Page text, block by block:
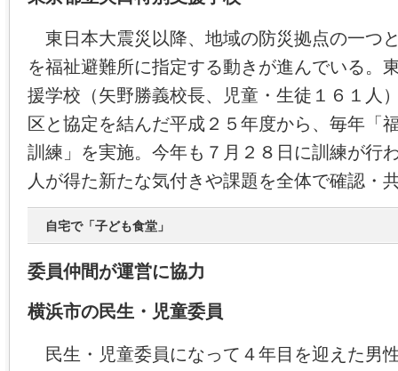
東日本大震災以降、地域の防災拠点の一つ
を福祉避難所に指定する動きが進んでいる。
援学校（矢野勝義校長、児童・生徒１６１人
区と協定を結んだ平成２５年度から、毎年「
訓練」を実施。今年も７月２８日に訓練が行
人が得た新たな気付きや課題を全体で確認・
自宅で「子ども食堂」
委員仲間が運営に協力
横浜市の民生・児童委員
民生・児童委員になって４年目を迎えた男